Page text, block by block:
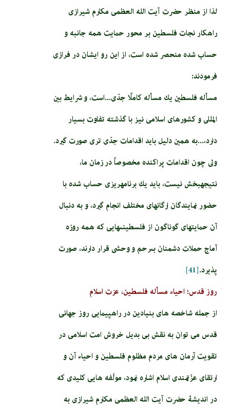
لذا از منظر حضرت آیت الله العظمی مکارم شیرازی
راهکار نجات فلسطین بر محور حمایت همه جانبه و
حساب شده منحصر شده است، از این رو ایشان در فرازی
فرمودند:
مسأله فلسطين‏ يك مسأله كاملًا جدّى...است، و شرايط بين
المللى و كشورهاى اسلامى نيز با گذشته تفاوت بسيار
دارد،...به همين دليل بايد اقدامات جدّى ترى صورت گيرد.
ولى چون اقدامات پراكنده مخصوصاً در زمان ما،
نتيجه‏بخش نيست، بايد يك برنامه‏ريزى حساب شده با
حضور نمايندگان ارگان­هاى مختلف انجام گيرد، و به دنبال
آن حمايت­هاى گوناگون از فلسطينى‏هايى كه همه روزه
آماج حملات دشمنان بى‏رحم و وحشى قرار دارند، صورت
پذيرد.[41]
روز قدس؛ احیاء مسأله فلسطین، عزت اسلام
از جمله شاخصه های بنیادین در راهپیمایی روز جهانی
قدس می توان به نقش بی بدیل خروش امت اسلامی در
تقویت آرمان های مردم مظلوم فلسطین و احیاء آن و
ارتقای عزّتمندی اسلام اشاره نمود، مولّفه هایی کلیدی که
در اندیشۀ حضرت آیت الله العظمی مکارم شیرازی به